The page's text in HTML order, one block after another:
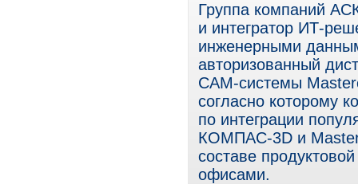
Группа компаний
и интегратор ИТ-
инженерными
авторизованный
САМ-системы
согласно которому
по интеграции
КОМПАС-3D и
составе
офисами.